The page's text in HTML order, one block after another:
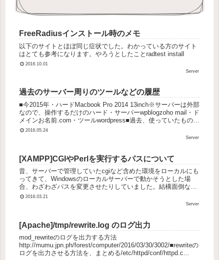
FreeRadiusインストール時のメモ
以下のサイトとほぼ同じ症状でした。わかっている方のサイト
はとても参考になります。やろうとしたことradtest install
2016.10.01
Server
過去のサーバー周りのツールなどの履歴
■今2015年・ハードMacbook Pro 2014 13inch※サーバーは外部
なので、操作するだけのハード・サーバーwpblogzoho mail・ド
メインお名前.com・ツールwordpress■過去、使っていたもの・
ハード自作パソ...
2016.05.24
Server
[XAMPP]CGIやPerlを実行するパスについて
昔、サーバーで管理していたcgiなど含めた環境をローカルにも
ってきて、Windowsのローカルサーバーで動かそうとした場
合、わざわざパスを変更させたりしていました。結構面倒な対
応だったので、Windows側で対策ができないか調べました。■
2016.03.21
Server
[Apache]/tmp/rewrite.log のログ出力
mod_rewriteのログを出力する方法
http://mumu.jpn.ph/forest/computer/2016/03/30/3002/■rewriteの
ログを出力させる方法を、まとめる/etc/httpd/conf/httpd.c...